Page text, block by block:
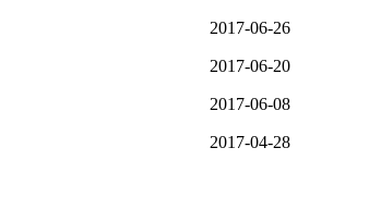
2017-06-26
2017-06-20
2017-06-08
2017-04-28